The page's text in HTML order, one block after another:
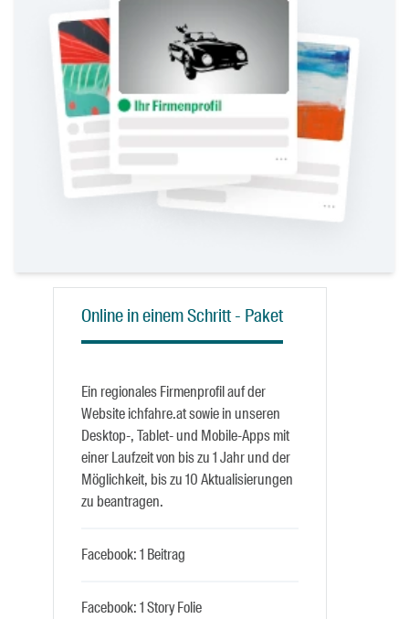
Online in einem Schritt - Paket
Ein regionales Firmenprofil auf der
Website ichfahre.at sowie in unseren
Desktop-, Tablet- und Mobile-Apps mit
einer Laufzeit von bis zu 1 Jahr und der
Möglichkeit, bis zu 10 Aktualisierungen
zu beantragen.
Facebook: 1 Beitrag
Facebook: 1 Story Folie